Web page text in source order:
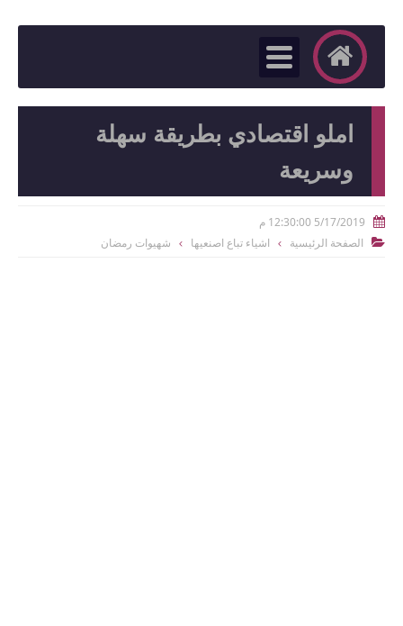
املو اقتصادي بطريقة سهلة
وسريعة
 5/17/2019 12:30:00 م
 الصفحة الرئيسية اشياء تباع اصنعيها شهيوات رمضان